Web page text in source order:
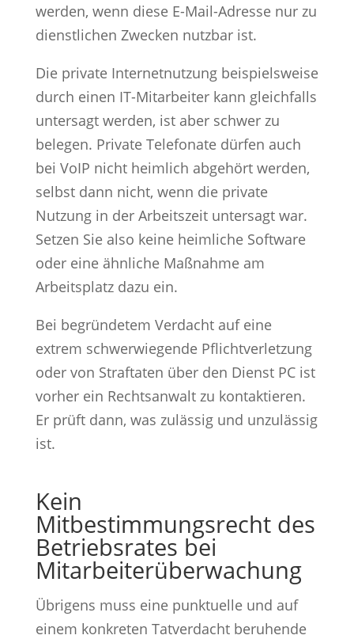
werden, wenn diese E-Mail-Adresse nur zu
dienstlichen Zwecken nutzbar ist.
Die private Internetnutzung beispielsweise
durch einen IT-Mitarbeiter kann gleichfalls
untersagt werden, ist aber schwer zu
belegen. Private Telefonate dürfen auch
bei VoIP nicht heimlich abgehört werden,
selbst dann nicht, wenn die private
Nutzung in der Arbeitszeit untersagt war.
Setzen Sie also keine heimliche Software
oder eine ähnliche Maßnahme am
Arbeitsplatz dazu ein.
Bei begründetem Verdacht auf eine
extrem schwerwiegende Pflichtverletzung
oder von Straftaten über den Dienst PC ist
vorher ein Rechtsanwalt zu kontaktieren.
Er prüft dann, was zulässig und unzulässig
ist.
Kein
Mitbestimmungsrecht des
Betriebsrates bei
Mitarbeiterüber­wachung
Übrigens muss eine punktuelle und auf
einem konkreten Tatverdacht beruhende